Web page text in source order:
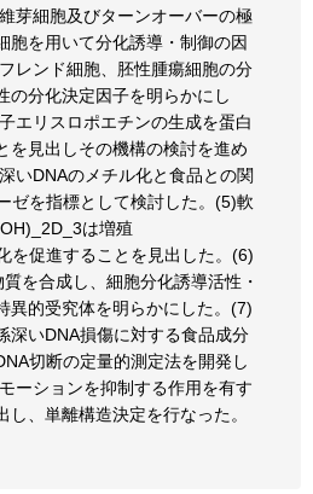
芽細胞及びターンオーバーの極
胞を用いて分化誘導・制御の因
レンド細胞、胚性腫瘍細胞の分
の分化決定因子を明らかにし
エリスロポエチンの生成を蛋白
を見出しその機構の検討を進め
いDNAのメチル化と食品との関
ゼを指標として検討した。(5)軟
は増殖
を促進することを見出した。(6)
を合成し、細胞分化誘導活性・
異的受究体を明らかにした。(7)
深いDNA損傷に対する食品成分
切断の定量的測定法を開発し
ーションを抑制する作用を有す
、単離構造決定を行なった。